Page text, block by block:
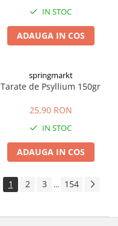
IN STOC
ADAUGA IN COS
springmarkt
Tarate de Psyllium 150gr
25,90 RON
IN STOC
ADAUGA IN COS
1 2 3 ... 154